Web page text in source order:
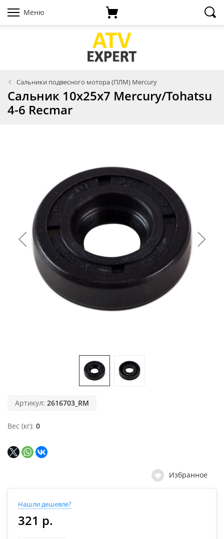
Меню
Сальники подвесного мотора (ПЛМ) Mercury
Сальник 10х25х7 Mercury/Tohatsu
4-6 Recmar
Артикул: 2616703_RM
Вес (кг) 0
Избранное
Нашли дешевле?
321 р.